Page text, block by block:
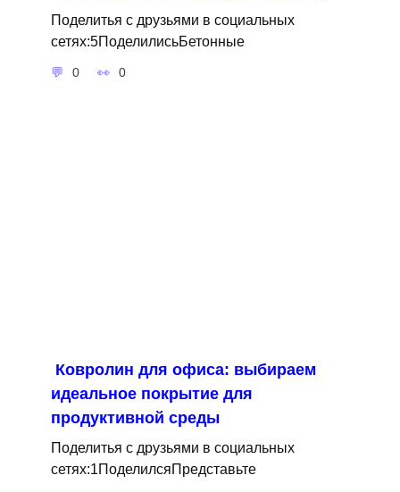
Поделитья с друзьями в социальных
сетях:5ПоделилисьБетонные
0 0
Ковролин для офиса: выбираем
идеальное покрытие для
продуктивной среды
Поделитья с друзьями в социальных
сетях:1ПоделилсяПредставьте